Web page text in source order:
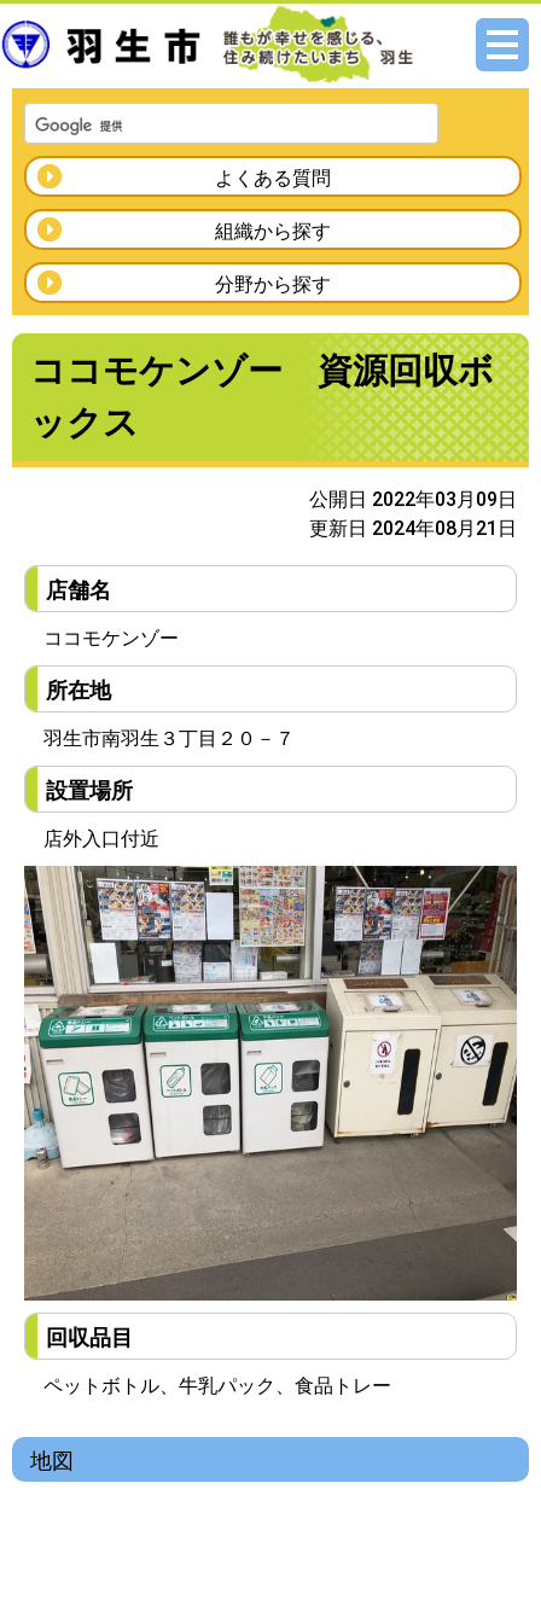
メニ
よくある質問
組織から探す
分野から探す
ココモケンゾー 資源回収ボ
ックス
公開日 2022年03月09日
更新日 2024年08月21日
店舗名
ココモケンゾー
所在地
羽生市南羽生３丁目２０－７
設置場所
店外入口付近
回収品目
ペットボトル、牛乳パック、食品トレー
地図